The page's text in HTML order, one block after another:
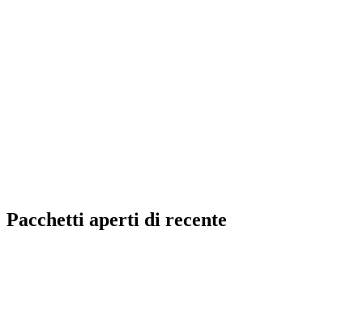
Pacchetti aperti di recente